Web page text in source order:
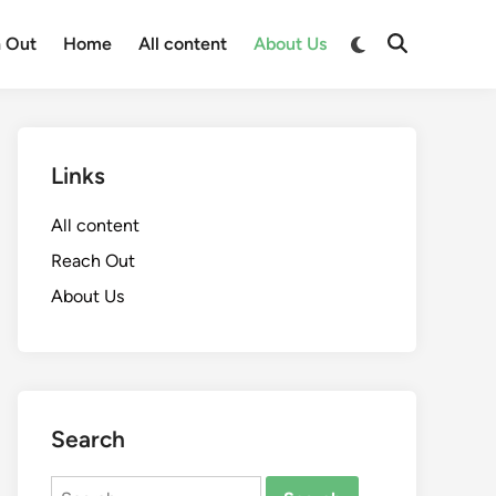
Out Home All content About Us
Switch
Open
Links
All content
Reach Out
About Us
Search
Search